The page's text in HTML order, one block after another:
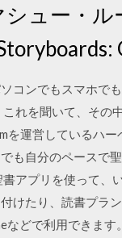
ュー・ル
コンでもスマホで
れを聞いて、そ
運営しているハー
も自分のペースで
アプリを使って
けたり、読書プラ
どで利用できま